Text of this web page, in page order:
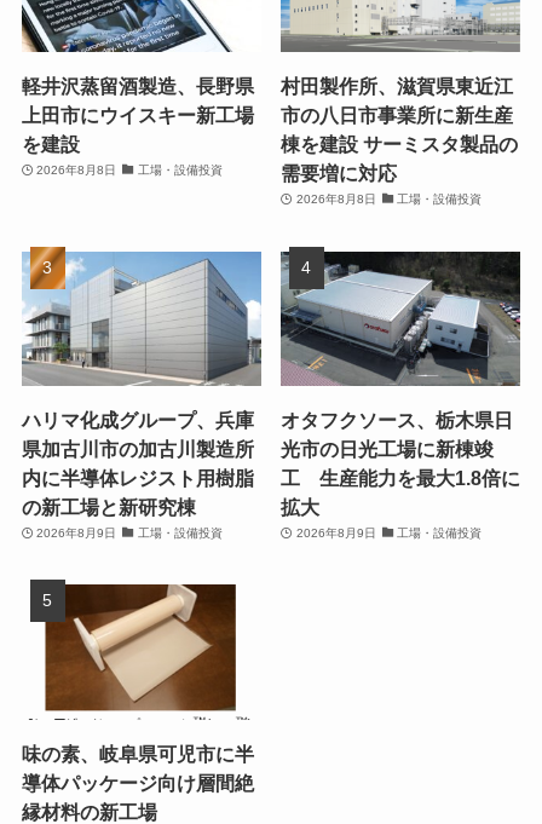
軽井沢蒸留酒製造、長野県
上田市にウイスキー新工場
を建設
2026年8月8日 工場・設備投資
村田製作所、滋賀県東近江
市の八日市事業所に新生産
棟を建設 サーミスタ製品の
需要増に対応
2026年8月8日 工場・設備投資
ハリマ化成グループ、兵庫
県加古川市の加古川製造所
内に半導体レジスト用樹脂
の新工場と新研究棟
2026年8月9日 工場・設備投資
オタフクソース、栃木県日
光市の日光工場に新棟竣
工 生産能力を最大1.8倍に
拡大
2026年8月9日 工場・設備投資
味の素、岐阜県可児市に半
導体パッケージ向け層間絶
縁材料の新工場